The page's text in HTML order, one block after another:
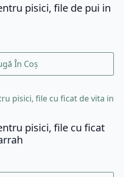
pisici, file de pui in
În Coș
pisici, file cu ficat